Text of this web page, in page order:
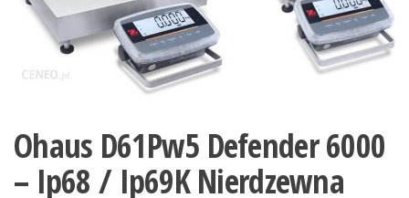
Ohaus D61Pw5 Defender 6000
– Ip68 / Ip69K Nierdzewna